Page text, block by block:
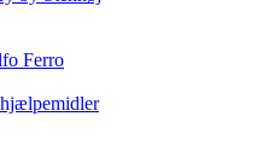
Ferro